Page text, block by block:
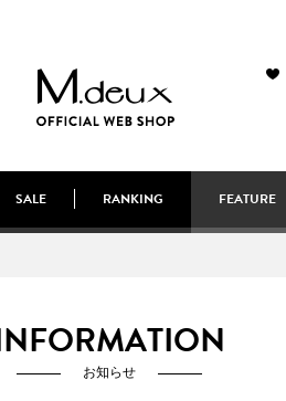
SALE RANKING FEATURE
お知らせ